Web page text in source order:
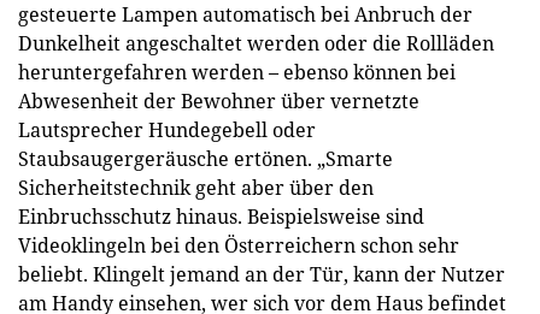
gesteuerte Lampen automatisch bei Anbruch der
Dunkelheit angeschaltet werden oder die Rollläden
heruntergefahren werden – ebenso können bei
Abwesenheit der Bewohner über vernetzte
Lautsprecher Hundegebell oder
Staubsaugergeräusche ertönen. „Smarte
Sicherheitstechnik geht aber über den
Einbruchsschutz hinaus. Beispielsweise sind
Videoklingeln bei den Österreichern schon sehr
beliebt. Klingelt jemand an der Tür, kann der Nutzer
am Handy einsehen, wer sich vor dem Haus befindet